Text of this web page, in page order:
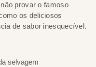
provar o famoso
os deliciosos
de sabor inesquecível.
selvagem